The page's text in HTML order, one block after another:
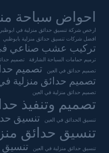
احواض سباحة
ارخص شركة تنسيق حدائق منزلية في
افضل شركات تنسيق حدائق منزلية بابوظبي
تركيب عشب صناعي
ترميم حمامات السباحة الشارقة تصميم
تصميم حدائق في العين
تصميم
تصميم حدائق منزلية
تصميم حدائق منزلية في العين
تصميم وتنفيذ
تنسيق الحدائق في العين تنسيق
تنسيق حدائق
تنسيق حدائق منزلية في العين تنسيق